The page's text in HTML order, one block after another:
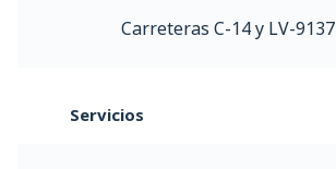
Carreteras C-14 y LV-9137
Servicios